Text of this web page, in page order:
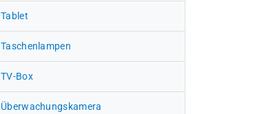
Tablet
Taschenlampen
TV-Box
Überwachungskamera